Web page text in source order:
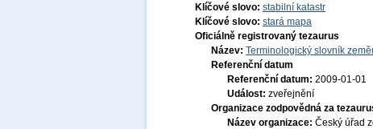
Klíčové slovo: stabilní katastr
Klíčové slovo: stará mapa
Oficiálně registrovaný tezaurus
Název: Terminologický slovník
Referenční datum
Referenční datum: 2009-01-01
Událost: zveřejnění
Organizace zodpovědná za
Název organizace: Český úřad